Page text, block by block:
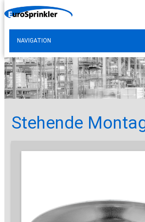
NAVIGATION
Stehende